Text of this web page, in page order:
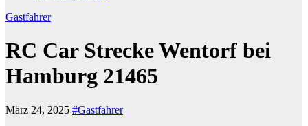
Gastfahrer
RC Car Strecke Wentorf bei
Hamburg 21465
März 24, 2025 #Gastfahrer